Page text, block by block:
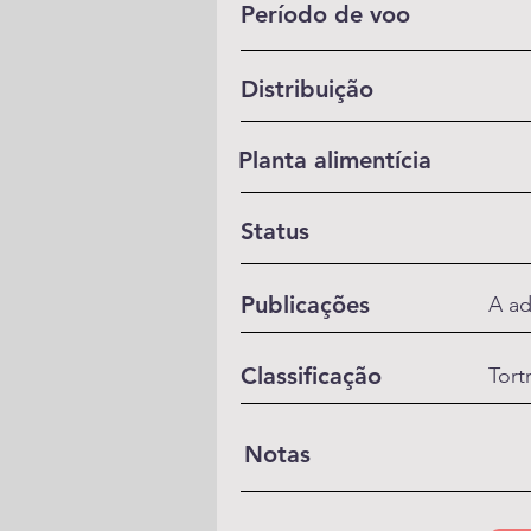
Período de voo
Distribuição
Planta alimentícia
Status
Publicações A
Classificação
Notas